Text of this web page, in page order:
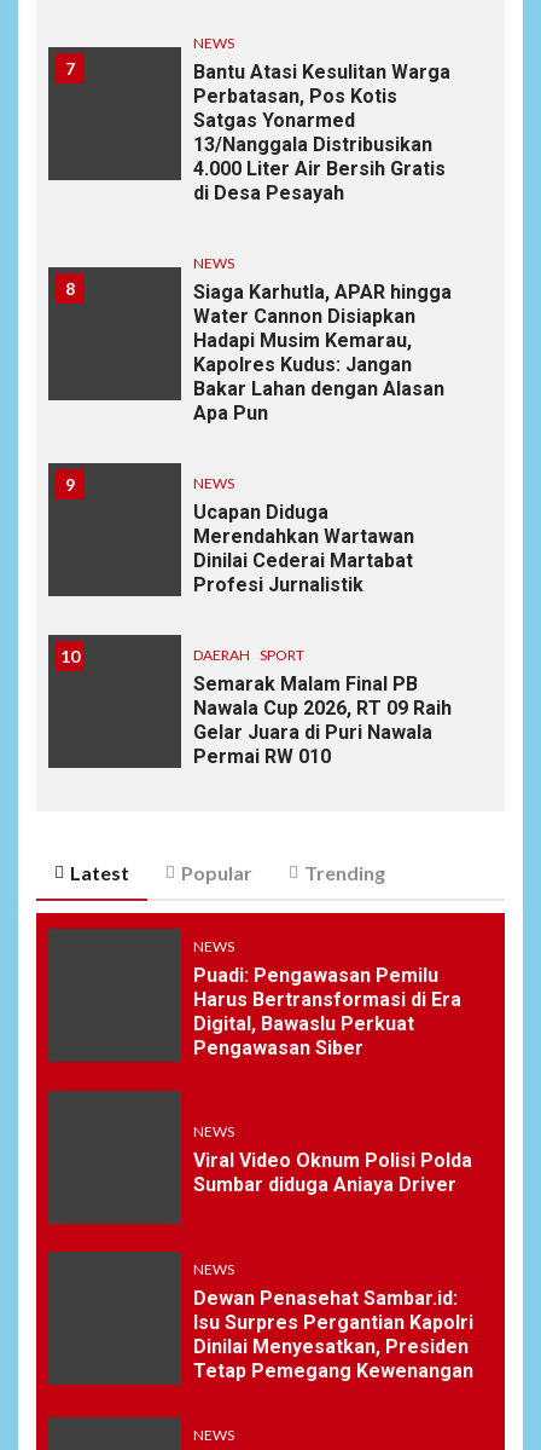
7
NEWS
Bantu Atasi Kesulitan Warga
Perbatasan, Pos Kotis
Satgas Yonarmed
13/Nanggala Distribusikan
4.000 Liter Air Bersih Gratis
di Desa Pesayah
8
NEWS
Siaga Karhutla, APAR hingga
Water Cannon Disiapkan
Hadapi Musim Kemarau,
Kapolres Kudus: Jangan
Bakar Lahan dengan Alasan
Apa Pun
9 NEWS
Ucapan Diduga
Merendahkan Wartawan
Dinilai Cederai Martabat
Profesi Jurnalistik
10 DAERAH SPORT
Semarak Malam Final PB
Nawala Cup 2026, RT 09 Raih
Gelar Juara di Puri Nawala
Permai RW 010
Latest Popular Trending
NEWS
Puadi: Pengawasan Pemilu
Harus Bertransformasi di Era
Digital, Bawaslu Perkuat
Pengawasan Siber
NEWS
Viral Video Oknum Polisi Polda
Sumbar diduga Aniaya Driver
NEWS
Dewan Penasehat Sambar.id:
Isu Surpres Pergantian Kapolri
Dinilai Menyesatkan, Presiden
Tetap Pemegang Kewenangan
NEWS